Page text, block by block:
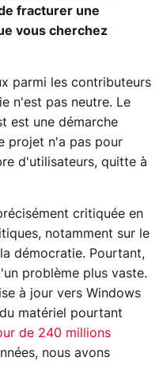
fracturer une
vous cherchez
parmi les contributeurs
n'est pas neutre. Le
est une démarche
projet n'a pas pour
d'utilisateurs, quitte à
critiquée en
notamment sur le
démocratie. Pourtant,
problème plus vaste.
à jour vers Windows
matériel pourtant
de 240 millions
nous avons